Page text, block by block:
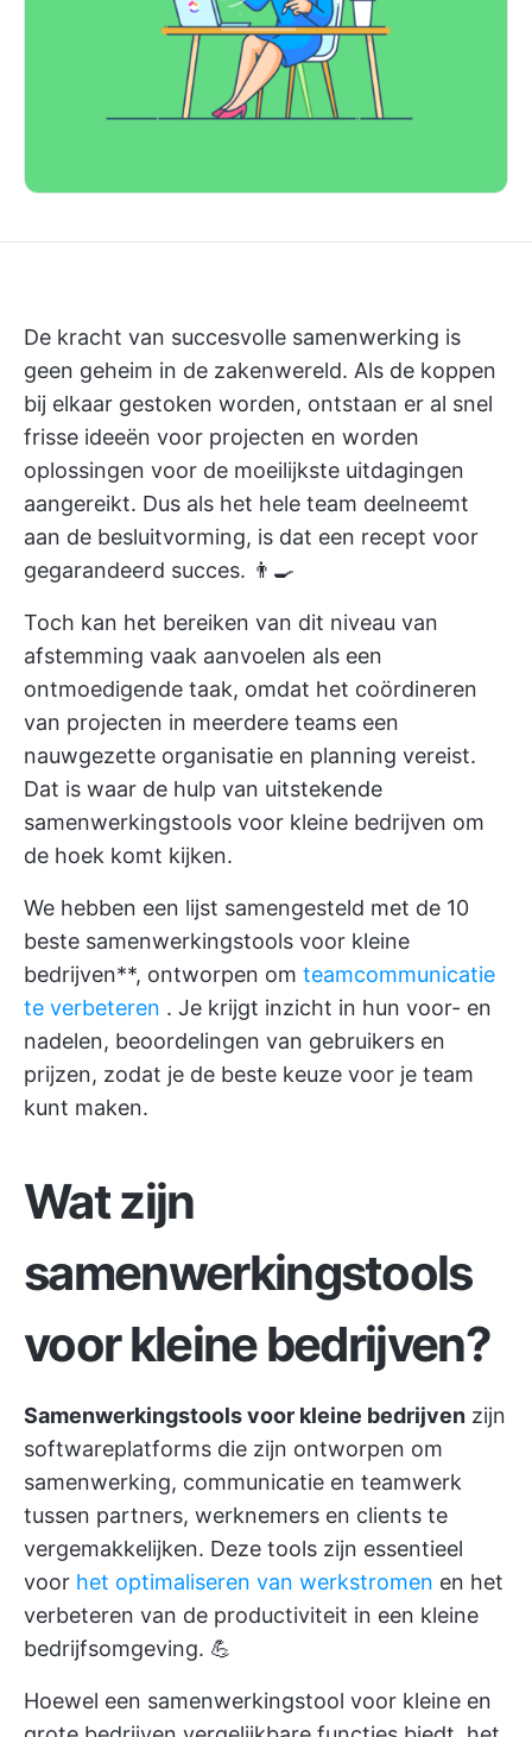
De kracht van succesvolle samenwerking is
geen geheim in de zakenwereld. Als de koppen
bij elkaar gestoken worden, ontstaan er al snel
frisse ideeën voor projecten en worden
oplossingen voor de moeilijkste uitdagingen
aangereikt. Dus als het hele team deelneemt
aan de besluitvorming, is dat een recept voor
gegarandeerd succes. 👨‍🍳
Toch kan het bereiken van dit niveau van
afstemming vaak aanvoelen als een
ontmoedigende taak, omdat het coördineren
van projecten in meerdere teams een
nauwgezette organisatie en planning vereist.
Dat is waar de hulp van uitstekende
samenwerkingstools voor kleine bedrijven om
de hoek komt kijken.
We hebben een lijst samengesteld met de 10
beste samenwerkingstools voor kleine
bedrijven**, ontworpen om teamcommunicatie
te verbeteren . Je krijgt inzicht in hun voor- en
nadelen, beoordelingen van gebruikers en
prijzen, zodat je de beste keuze voor je team
kunt maken.
Wat zijn
samenwerkingstools
voor kleine bedrijven?
Samenwerkingstools voor kleine bedrijven zijn
softwareplatforms die zijn ontworpen om
samenwerking, communicatie en teamwerk
tussen partners, werknemers en clients te
vergemakkelijken. Deze tools zijn essentieel
voor het optimaliseren van werkstromen en het
verbeteren van de productiviteit in een kleine
bedrijfsomgeving. 💪
Hoewel een samenwerkingstool voor kleine en